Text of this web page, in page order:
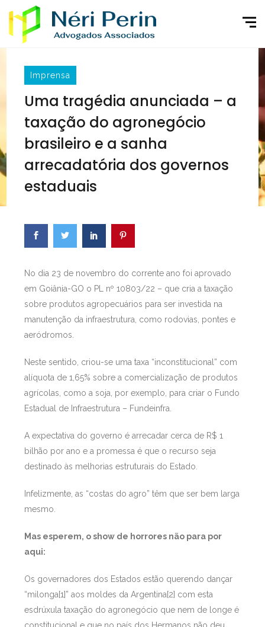
Imprensa
Uma tragédia anunciada – a
taxação do agronegócio
brasileiro e a sanha
arrecadatória dos governos
estaduais
No dia 23 de novembro do corrente ano foi aprovado
em Goiânia-GO o PL nº 10803/22 – que cria a taxação
sobre produtos agropecuários para ser investida na
manutenção da infraestrutura, como rodovias, pontes e
aeródromos.
Neste sentido, criou-se uma taxa “inconstitucional” com
alíquota de 1,65% sobre a comercialização de produtos
agrícolas, como a soja, por exemplo, para criar o Fundo
Estadual de Infraestrutura – Fundeinfra.
A expectativa do governo é arrecadar cerca de R$ 1
bilhão por ano e a promessa é que o recurso seja
destinado às melhorias estruturais do Estado.
Infelizmente, as “costas do agro” têm que ser bem larga
mesmo.
Mas esperem, o show de horrores não para por
aqui:
Os governadores dos Estados estão querendo dançar
“milonga[1]” aos moldes da Argentina[2] com esta
esdrúxula taxação do agronegócio que nem de longe é